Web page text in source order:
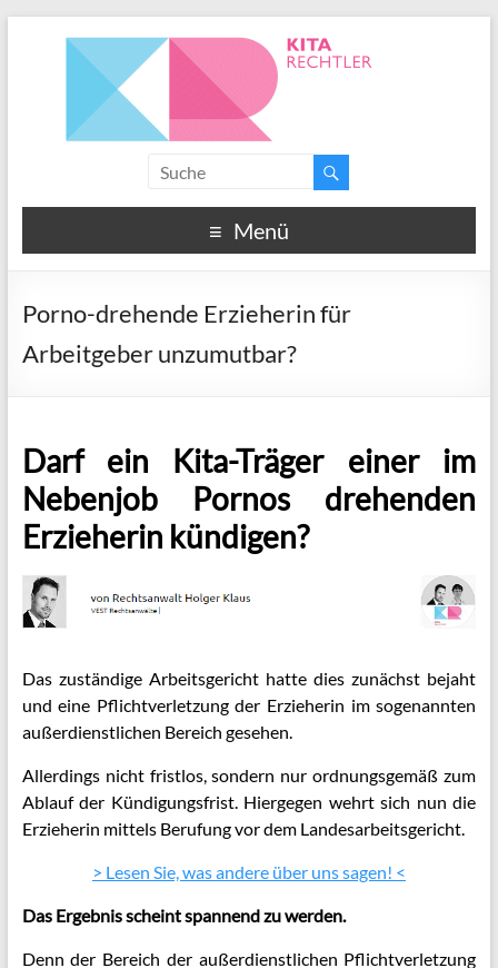
Menü
Porno-drehende Erzieherin für
Arbeitgeber unzumutbar?
Darf ein Kita-Träger einer im
Nebenjob Pornos drehenden
Erzieherin kündigen?
Das zuständige Arbeitsgericht hatte dies zunächst bejaht
und eine Pflichtverletzung der Erzieherin im sogenannten
außerdienstlichen Bereich gesehen.
Allerdings nicht fristlos, sondern nur ordnungsgemäß zum
Ablauf der Kündigungsfrist. Hiergegen wehrt sich nun die
Erzieherin mittels Berufung vor dem Landesarbeitsgericht.
> Lesen Sie, was andere über uns sagen! <
Das Ergebnis scheint spannend zu werden.
Denn der Bereich der außerdienstlichen Pflichtverletzung